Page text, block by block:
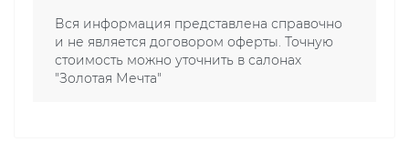
Вся информация представлена справочно
и не является договором оферты. Точную
стоимость можно уточнить в салонах
"Золотая Мечта"